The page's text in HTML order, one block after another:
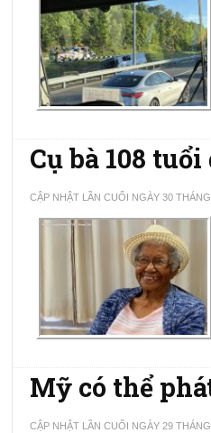
Cụ bà 108
CẬP NHẬT LẦN CUỐI NGÀY 30
Mỹ có thể
CẬP NHẬT LẦN CUỐI NGÀY 29